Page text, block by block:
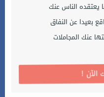
يعتقده الناس عنك
بعيدا عن النفاق
عنك المجاملات